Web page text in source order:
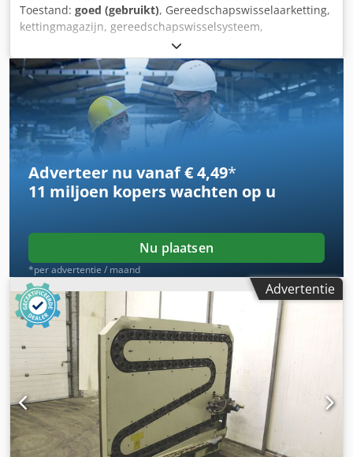
Toestand: goed (gebruikt), Gereedschapswisselaarketting,
kettingmagazijn, gereedschapswisselsysteem,
gereedschapsmagazijn Djdpob A Nu Tefx Apweck -
afkomstig van een CNC bewerkingscentrum MAHO type:
MC 600 - voor: max. 48 opnames - opname: SK40 -
afmetingen: 1630/H450 mm - eigen gewicht: 325 kg
Adverteer nu vanaf € 4,49*
11 miljoen koperswachten op u
Nu plaatsen
*per advertentie / maand
Advertentie